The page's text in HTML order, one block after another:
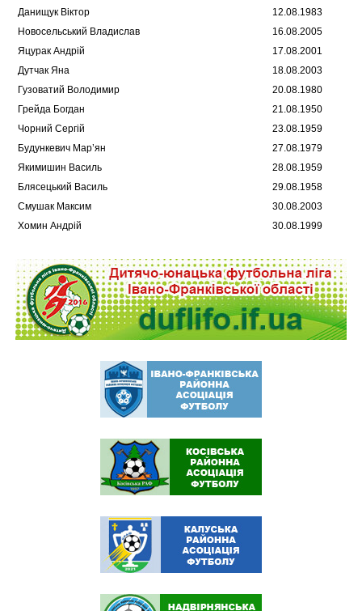
Данищук Віктор
12.08.1983
Новосельський Владислав
16.08.2005
Яцурак Андрій
17.08.2001
Дутчак Яна
18.08.2003
Гузоватий Володимир
20.08.1980
Грейда Богдан
21.08.1950
Чорний Сергій
23.08.1959
Будункевич Мар’ян
27.08.1979
Якимишин Василь
28.08.1959
Блясецький Василь
29.08.1958
Смушак Максим
30.08.2003
Хомин Андрій
30.08.1999